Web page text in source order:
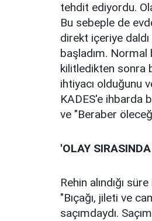
tehdit ediyordu.
Bu sebeple de
direkt içeriye daldı
başladım. Normal
kilitledikten sonra
ihtiyacı olduğunu
KADES'e ihbarda
ve "Beraber
'OLAY
Rehin alındığı
"Bıçağı, jileti ve
saçımdaydı.